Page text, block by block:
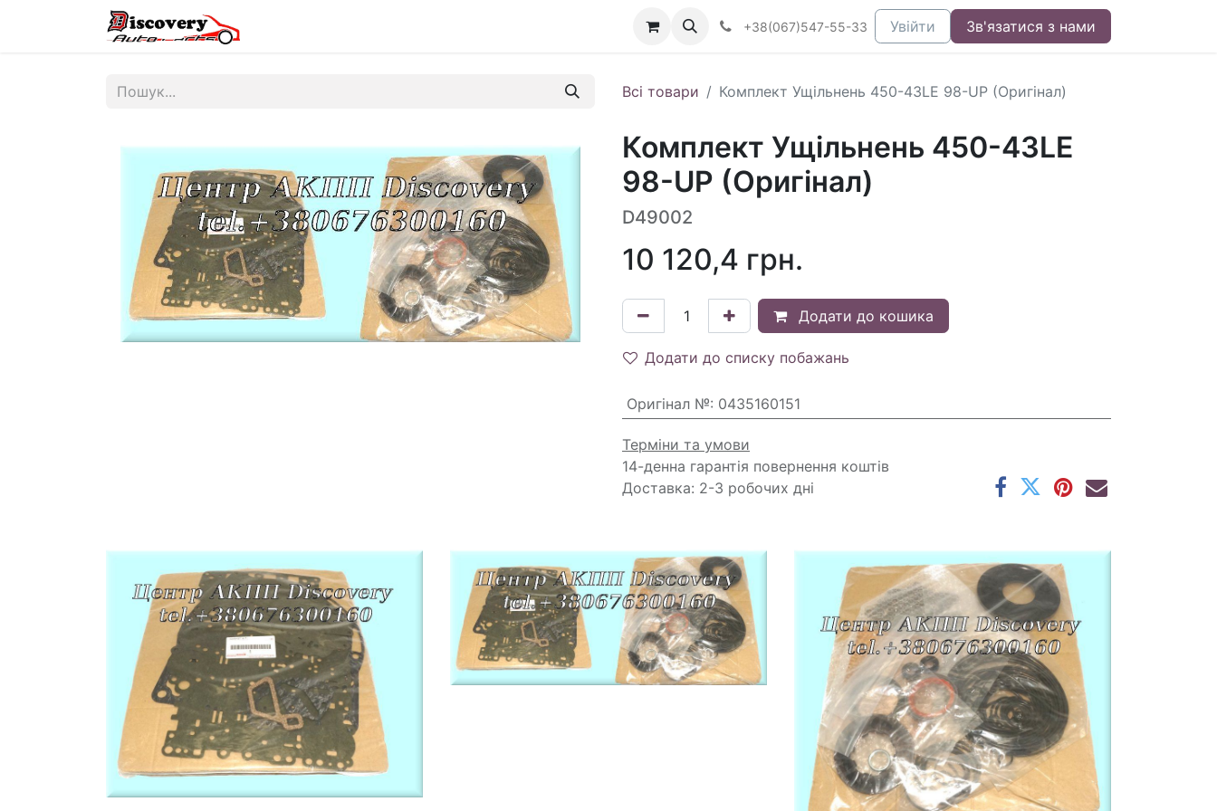
+38(067)547-55-33 Увійти Зв'язатися з нами
Всі товари Комплект Ущільнень 450-43LE 98-UP (Оригінал)
Комплект Ущільнень 450-43LE
98-UP (Оригінал)
D49002
10 120,4 грн.
Додати до кошика
Додати до списку побажань
Оригінал №: 0435160151
Терміни та умови
14-денна гарантія повернення коштів
Доставка: 2-3 робочих дні